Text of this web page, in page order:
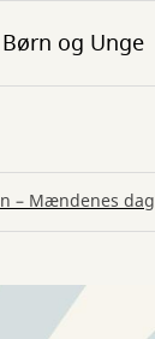
Børn og Unge
– Mændenes dag